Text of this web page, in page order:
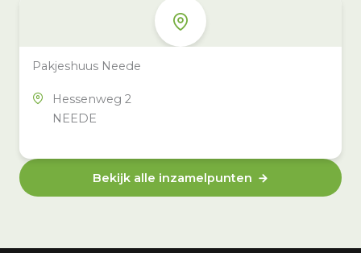
Pakjeshuus Neede
Hessenweg 2
NEEDE
Bekijk alle inzamelpunten